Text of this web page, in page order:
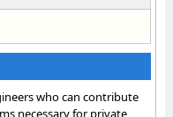
who can contribute
necessary for private